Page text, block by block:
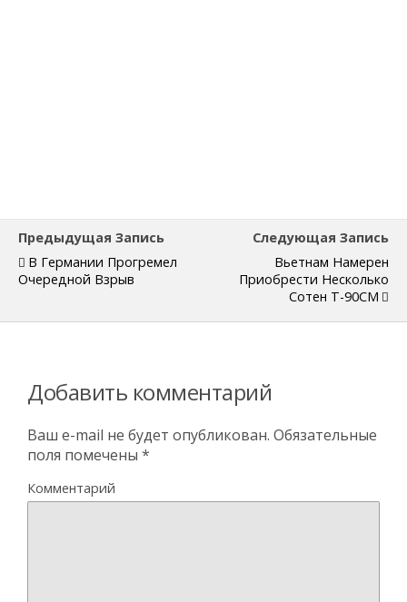
Предыдущая Запись
В Германии Прогремел
Очередной Взрыв
Следующая Запись
Вьетнам Намерен
Приобрести Несколько
Сотен Т-90СМ
Добавить комментарий
Ваш e-mail не будет опубликован. Обязательные
поля помечены *
Комментарий